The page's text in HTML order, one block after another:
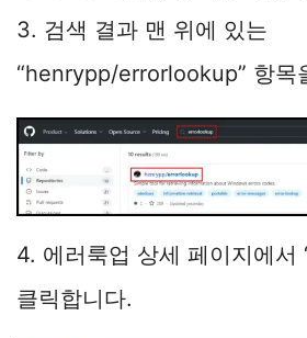
3. 검색 결과 맨 위에 있는
“henrypp/errorlookup” 항목
4. 에러룩업 상세 페이지에서
클릭합니다.